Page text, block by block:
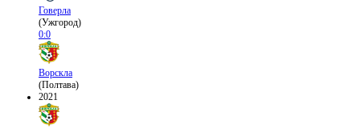
Говерла
(Ужгород)
0:0
Ворскла
(Полтава)
2021